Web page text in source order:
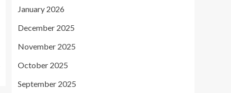
January 2026
December 2025
November 2025
October 2025
September 2025